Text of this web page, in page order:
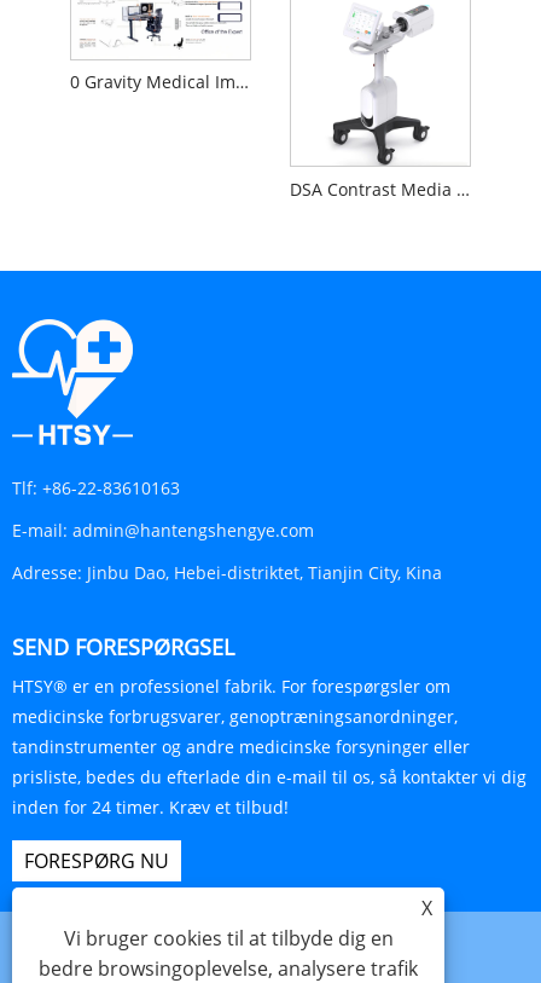
0 Gravity Medical Image Reading Workstation
DSA Contrast Media Injector
Tlf: +86-22-83610163
E-mail: admin@hantengshengye.com
Adresse: Jinbu Dao, Hebei-distriktet, Tianjin City, Kina
SEND FORESPØRGSEL
HTSY® er en professionel fabrik. For forespørgsler om
medicinske forbrugsvarer, genoptræningsanordninger,
tandinstrumenter og andre medicinske forsyninger eller
prisliste, bedes du efterlade din e-mail til os, så kontakter vi dig
inden for 24 timer. Kræv et tilbud!
FORESPØRG NU
X
Vi bruger cookies til at tilbyde dig en
bedre browsingoplevelse, analysere trafik